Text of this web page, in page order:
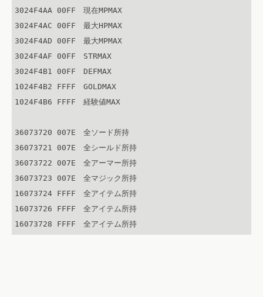
3024F4AA 00FF　現在MPMAX
3024F4AC 00FF　最大HPMAX
3024F4AD 00FF　最大MPMAX
3024F4AF 00FF　STRMAX
3024F4B1 00FF　DEFMAX
1024F4B2 FFFF　GOLDMAX
1024F4B6 FFFF　経験値MAX
36073720 007E　全ソード所持
36073721 007E　全シールド所持
36073722 007E　全アーマー所持
36073723 007E　全マジック所持
16073724 FFFF　全アイテム所持
16073726 FFFF　全アイテム所持
16073728 FFFF　全アイテム所持